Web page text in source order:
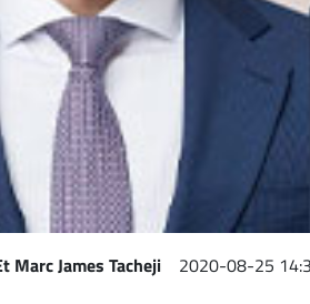
Marc James Tacheji 2020-08-25